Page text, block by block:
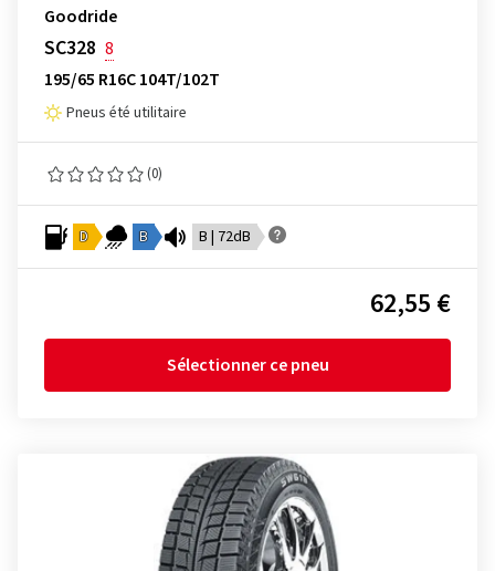
Goodride
SC328 8
195/65 R16C 104T/102T
Pneus été utilitaire
(0)
D B B | 72dB
62,55 €
Sélectionner ce pneu